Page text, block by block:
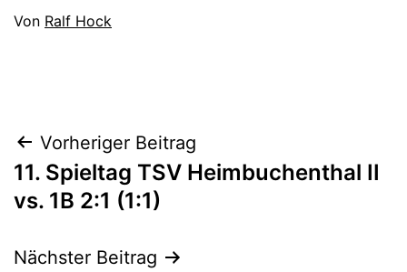
Veröffentlicht
Von Ralf Hock
Beitragsnavigation
Vorheriger Beitrag
11. Spieltag TSV Heimbuchenthal II
vs. 1B 2:1 (1:1)
Nächster Beitrag